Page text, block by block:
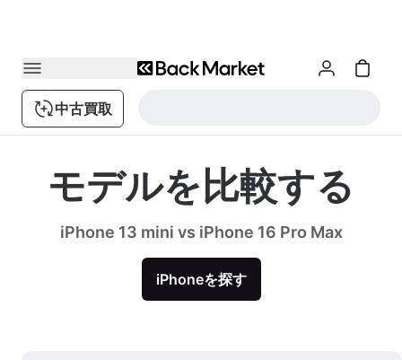
中古買取
モデルを比較する
iPhone 13 mini vs iPhone 16 Pro Max
iPhoneを探す